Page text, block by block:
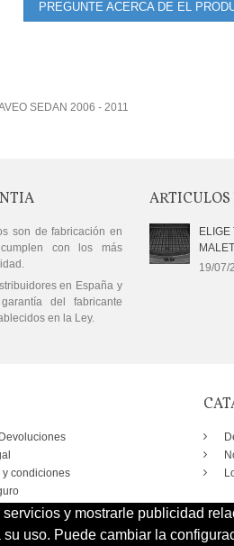
y mostrarle publicidad
uso. Puede cambiar la
PREGUNTE ACERCA DE EL
SEDAN 2006 - 2011
son de fabricación en
con los más
en España y
del fabricante
en la Ley.
ARTICULOS
19/07/
y condiciones